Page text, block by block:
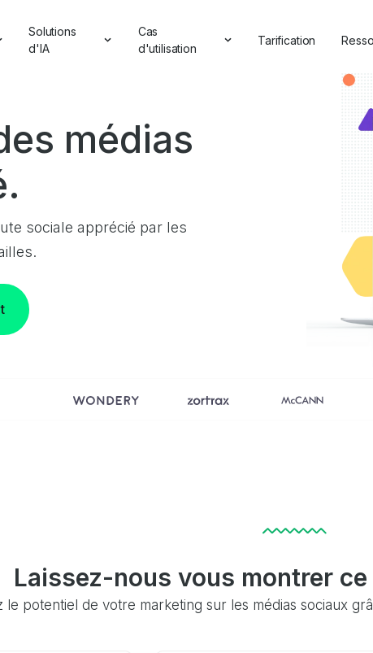
médias
sociale apprécié par les
Laissez-nous vous montrer
le potentiel de votre marketing sur les médias sociaux
agences
spécialistes du marketing
Solutions
d'IA
Aperçus sur l'IA
Assistant de marque
Cas
d'utilisation
Analyse concurrentielle
Étude de marché
Tarification